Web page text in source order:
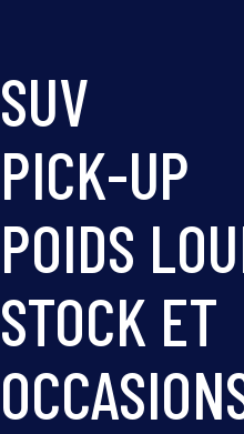
SUV
PICK-UP
POIDS
STOCK ET